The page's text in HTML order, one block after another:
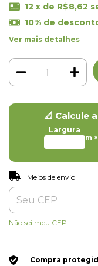
12 x de R$8,62
10% de
Ver mais detalhes
📐 Calcule
Largura
m ×
Entregas para o CEP:
Meios de envio
Não sei meu CEP
Compra